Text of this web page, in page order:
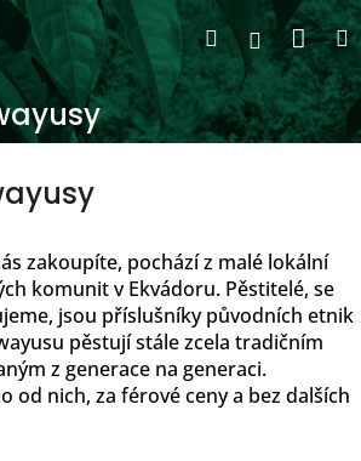
Hledat
zakoupíte, pochází z malé lokální
komunit v Ekvádoru. Pěstitelé, se
jsou příslušníky původních etnik
pěstují stále zcela tradičním
z generace na generaci.
od nich, za férové ceny a bez dalších